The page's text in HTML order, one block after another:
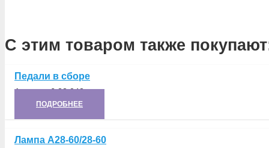
С этим товаром также
Педали в сборе
Артикул:6.22.042
ПОДРОБНЕЕ
Лампа А28-60/28-60